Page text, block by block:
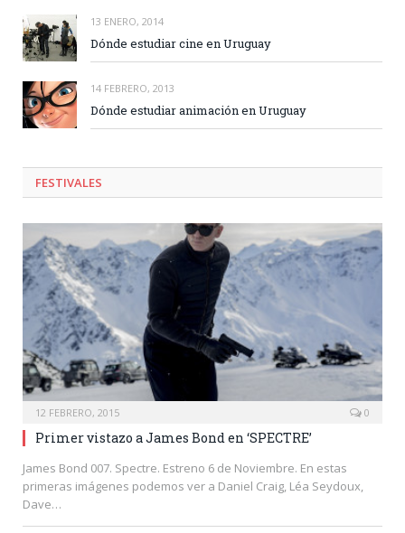
13 ENERO, 2014
Dónde estudiar cine en Uruguay
14 FEBRERO, 2013
Dónde estudiar animación en Uruguay
FESTIVALES
12 FEBRERO, 2015 0
Primer vistazo a James Bond en ‘SPECTRE’
James Bond 007. Spectre. Estreno 6 de Noviembre. En estas
primeras imágenes podemos ver a Daniel Craig, Léa Seydoux,
Dave…